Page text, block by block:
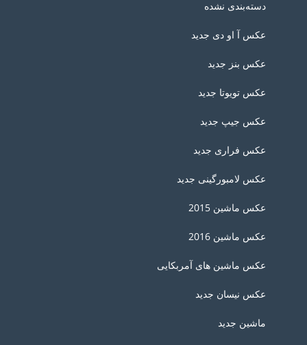
دسته‌بندی نشده
عکس آ او دی جدید
عکس بنز جدید
عکس تویوتا جدید
عکس جیپ جدید
عکس فراری جدید
عکس لامبورگینی جدید
عکس ماشین 2015
عکس ماشین 2016
عکس ماشین های آمربکایی
عکس نیسان جدید
ماشین جدید